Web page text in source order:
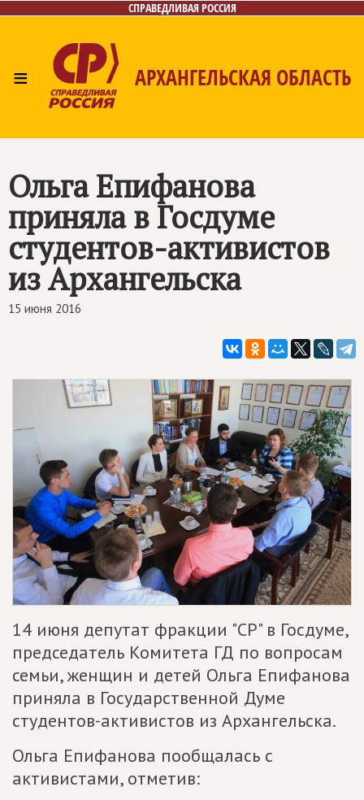
СПРАВЕДЛИВАЯ РОССИЯ
≡ АРХАНГЕЛЬСКАЯ ОБЛАСТЬ
Контакты
Ольга Епифанова
приняла в Госдуме
студентов-активистов
из Архангельска
15 июня 2016
14 июня депутат фракции "СР" в Госдуме,
председатель Комитета ГД по вопросам
семьи, женщин и детей Ольга Епифанова
приняла в Государственной Думе
студентов-активистов из Архангельска.
Ольга Епифанова пообщалась с
активистами, отметив: